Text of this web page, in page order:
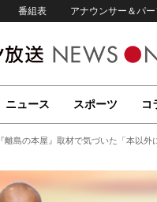
番組表 アナウンサー＆パ
ニュース スポーツ コ
『離島の本屋』取材で気づいた「本以外